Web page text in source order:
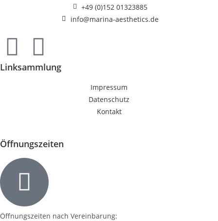
+49 (0)152 01323885
info@marina-aesthetics.de
Linksammlung
Impressum
Datenschutz
Kontakt
Öffnungszeiten
Öffnungszeiten nach Vereinbarung: